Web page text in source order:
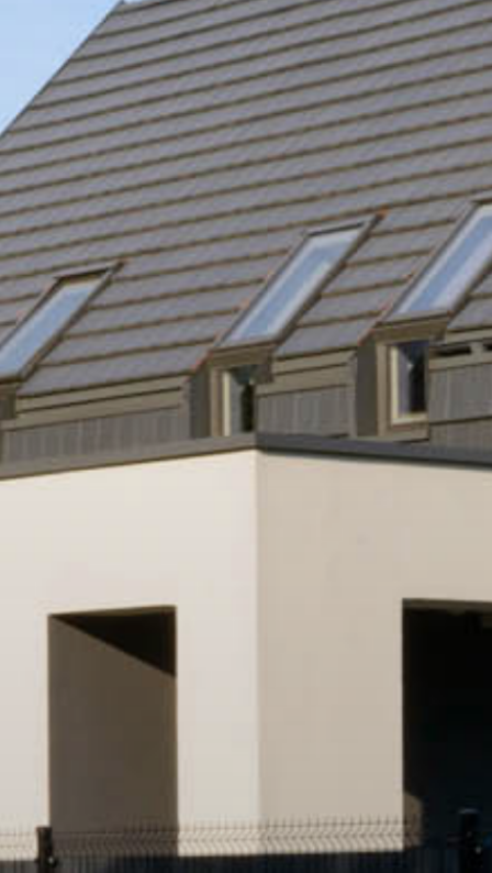
ZREALIZOWANE
W TRAKCIE
O NAS
KONTAKT
EN – PL